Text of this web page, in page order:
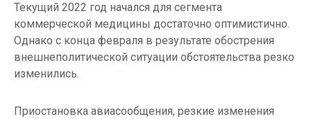
Текущий 2022 год начался для сегмента
коммерческой медицины достаточно оптимистично.
Однако с конца февраля в результате обострения
внешнеполитической ситуации обстоятельства резко
изменились.
Приостановка авиасообщения, резкие изменения